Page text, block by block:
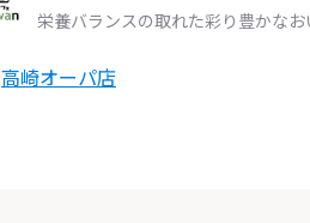
栄養バランスの取れた彩り豊かな
高崎オーパ店